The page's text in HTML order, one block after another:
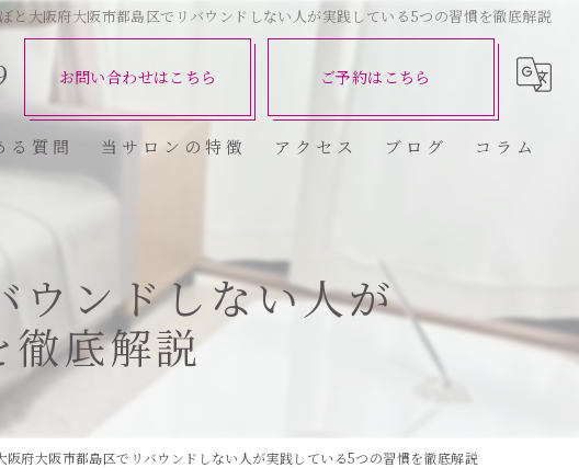
と大阪府大阪市都島区でリバウンドしない人が実践している5つの習慣を徹底解説
お問い合わせはこちら ご予約はこちら
る質問 当サロンの特徴
美容エステ
アクセス ブログ コラム
ウンドしない人が
徹底解説
阪府大阪市都島区でリバウンドしない人が実践している5つの習慣を徹底解説